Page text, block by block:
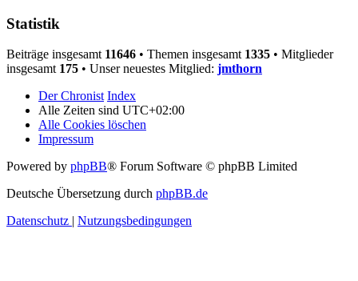
Statistik
Beiträge insgesamt 11646 • Themen insgesamt 1335 • Mitglieder
insgesamt 175 • Unser neuestes Mitglied: jmthorn
Der Chronist Index
Alle Zeiten sind UTC+02:00
Alle Cookies löschen
Impressum
Powered by phpBB® Forum Software © phpBB Limited
Deutsche Übersetzung durch phpBB.de
Datenschutz | Nutzungsbedingungen